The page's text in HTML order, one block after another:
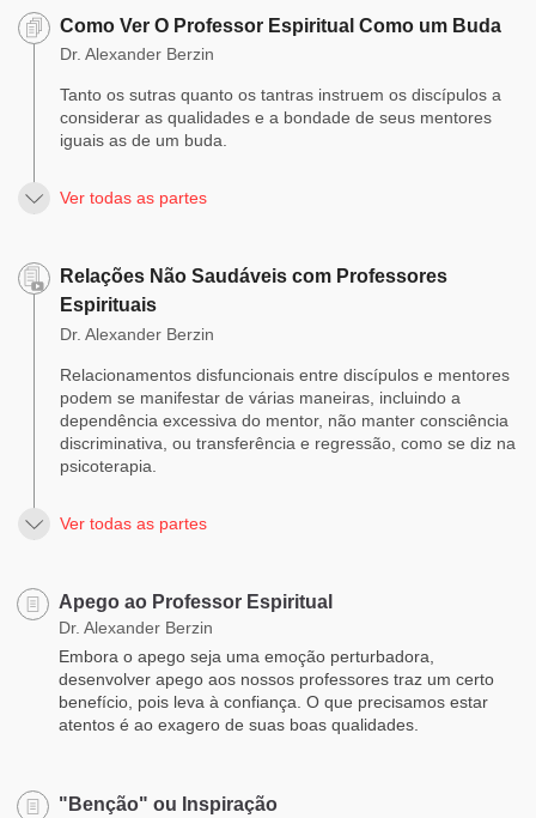
Como Ver O Professor Espiritual Como um Buda
Dr. Alexander Berzin
Tanto os sutras quanto os tantras instruem os discípulos a
considerar as qualidades e a bondade de seus mentores
iguais as de um buda.
Ver todas as partes
Relações Não Saudáveis com Professores
Espirituais
Dr. Alexander Berzin
Relacionamentos disfuncionais entre discípulos e mentores
podem se manifestar de várias maneiras, incluindo a
dependência excessiva do mentor, não manter consciência
discriminativa, ou transferência e regressão, como se diz na
psicoterapia.
Ver todas as partes
Apego ao Professor Espiritual
Dr. Alexander Berzin
Embora o apego seja uma emoção perturbadora,
desenvolver apego aos nossos professores traz um certo
benefício, pois leva à confiança. O que precisamos estar
atentos é ao exagero de suas boas qualidades.
"Benção" ou Inspiração